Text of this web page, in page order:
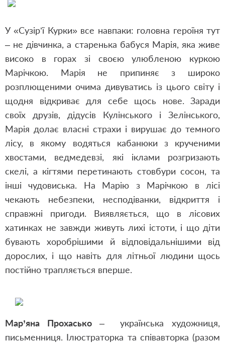
У «Сузір’ї Курки» все навпаки: головна героїня тут
– не дівчинка, а старенька бабуся Марія, яка живе
високо в горах зі своєю улюбленою куркою
Марічкою. Марія не припиняє з широко
розплющеними очима дивуватись із цього світу і
щодня відкриває для себе щось нове. Заради
своїх друзів, дідусів Кулінського і Зелінського,
Марія долає власні страхи і вирушає до темного
лісу, в якому водяться кабанюки з крученими
хвостами, ведмедевзі, які іклами розгризають
скелі, а кігтями перетинають стовбури сосон, та
інші чудовиська. На Марію з Марічкою в лісі
чекають небезпеки, несподіванки, відкриття і
справжні пригоди. Виявляється, що в лісових
хатинках не завжди живуть лихі істоти, і що діти
бувають хоробрішими й відповідальнішими від
дорослих, і що навіть для літньої людини щось
постійно трапляється вперше.
Мар’яна Прохасько– українська художниця,
письменниця. Ілюстраторка та співавторка (разом